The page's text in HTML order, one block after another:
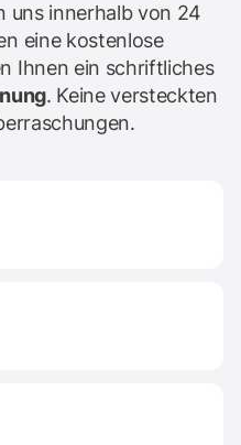
uns innerhalb von 24
eine kostenlose
Ihnen ein schriftliches
. Keine versteckten